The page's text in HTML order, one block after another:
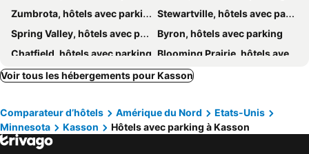
Zumbrota, hôtels avec parking
Stewartville, hôtels avec parking
Spring Valley, hôtels avec parking
Byron, hôtels avec parking
Chatfield, hôtels avec parking Blooming Prairie, hôtels avec parking
Rose Creek, hôtels avec parking
Voir tous les hébergements pour Kasson
Comparateur d’hôtels Amérique du Nord
Etats-Unis
Minnesota
Kasson Hôtels avec parking à Kasson